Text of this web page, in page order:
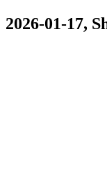
2026-01-17,